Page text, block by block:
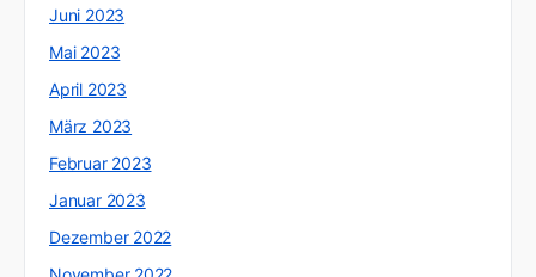
Juni 2023
Mai 2023
April 2023
März 2023
Februar 2023
Januar 2023
Dezember 2022